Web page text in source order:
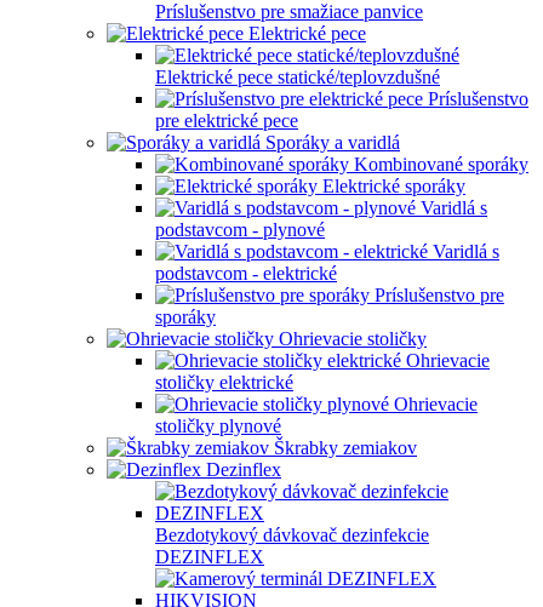
Príslušenstvo pre smažiace panvice
Elektrické pece
Elektrické pece statické/teplovzdušné
Príslušenstvo
pre elektrické pece
Sporáky a varidlá
Kombinované sporáky
Elektrické sporáky
Varidlá s
podstavcom - plynové
Varidlá s
podstavcom - elektrické
Príslušenstvo pre
sporáky
Ohrievacie stoličky
Ohrievacie
stoličky elektrické
Ohrievacie
stoličky plynové
Škrabky zemiakov
Dezinflex
Bezdotykový dávkovač dezinfekcie
DEZINFLEX